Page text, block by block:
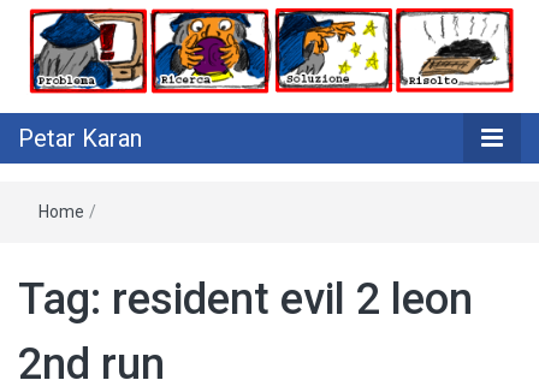
Petar Karan
Home /
Tag: resident evil 2 leon
2nd run